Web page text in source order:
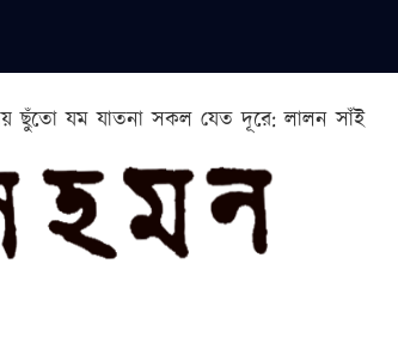
ছুঁতো যম যাতনা সকল যেত দূরে: লালন সাঁই